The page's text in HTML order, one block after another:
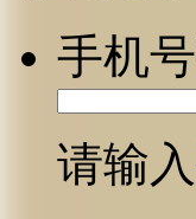
手机号
请输